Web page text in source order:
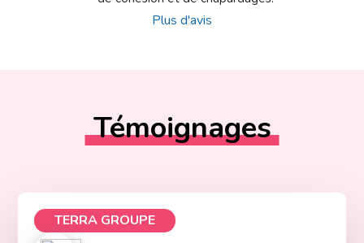
Plus d'avis
Témoignages
TERRA GROUPE